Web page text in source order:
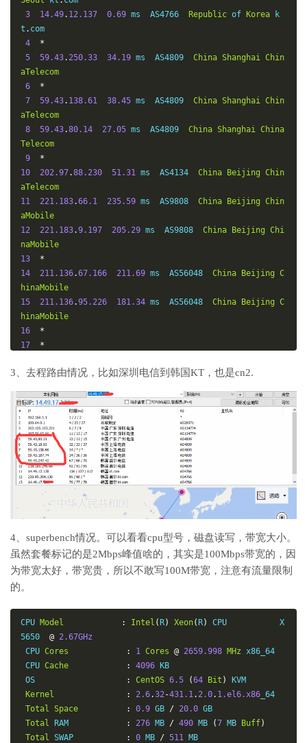
3
14.49. 12.137 0.69 ms  AS4766 Republic of Korea k
t . com
4
*
5
59.43.250.33 34.19 ms  AS4809 China Shanghai Chin
aTelecom
6
*
7
59.43. 138.61 38.45 ms  AS4809 China Shanghai Chin
aTelecom
8
59.43.80.14 27.05 ms  AS4809 China Shanghai China
Telecom
9
*
10
202.97.88.230 51.31 ms  AS4134 China Beijing Chin
aTelecom
11
221.183.66.1 235.59 ms  AS9808 China Beijing Chin
aMobile
12
221.183.9.197 205.29 ms  AS9808 China Beijing Chi
naMobile
13
*
14
211.136.67.166 211.69 ms  AS56048 China Beijing C
hinaMobile
15
211.136.95.226 181.34 ms  AS56048 China Beijing C
hinaMobile
16
*
17
*
hinaMobile
3、去程路由情况，比如深圳电信到韩国KT，也是cn2.
4、superbench情况。可以看看cpu型号，磁盘读写，带宽大小。
虽然套餐标记的是2Mbps峰值啥的，其实是100Mbps带宽的，因
为带宽太好，带宽贵，所以不敢写100M带宽，注意有流量限制
的。
CPU Model : Intel (R) Xeon(R)
CPU           X
5650 @ 2.67GHz
CPU Cores : 1 Cores @ 2659.998 MHz x86_64
CPU Cache : 4096 KB
OS
: CentOS 6.5 (64 Bit )
KVM
Kernel
: 2.6.32 -431.1 . 2.0. 1.el6.x86 _64
Total
Space : 0.9 GB / 20.0 GB
Total
RAM : 276 MB / 490 MB (7 MB Buff)
Total
SWAP : 0 MB / 511
MB